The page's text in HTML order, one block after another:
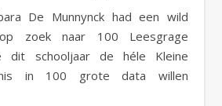
zoek naar 100 Leesgrage
dit schooljaar de héle Kleine
in 100 grote data willen